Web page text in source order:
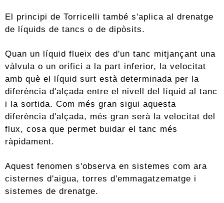
El principi de Torricelli també s'aplica al drenatge
de líquids de tancs o de dipòsits.
Quan un líquid flueix des d'un tanc mitjançant una
vàlvula o un orifici a la part inferior, la velocitat
amb què el líquid surt està determinada per la
diferència d'alçada entre el nivell del líquid al tanc
i la sortida. Com més gran sigui aquesta
diferència d'alçada, més gran serà la velocitat del
flux, cosa que permet buidar el tanc més
ràpidament.
Aquest fenomen s'observa en sistemes com ara
cisternes d'aigua, torres d'emmagatzematge i
sistemes de drenatge.